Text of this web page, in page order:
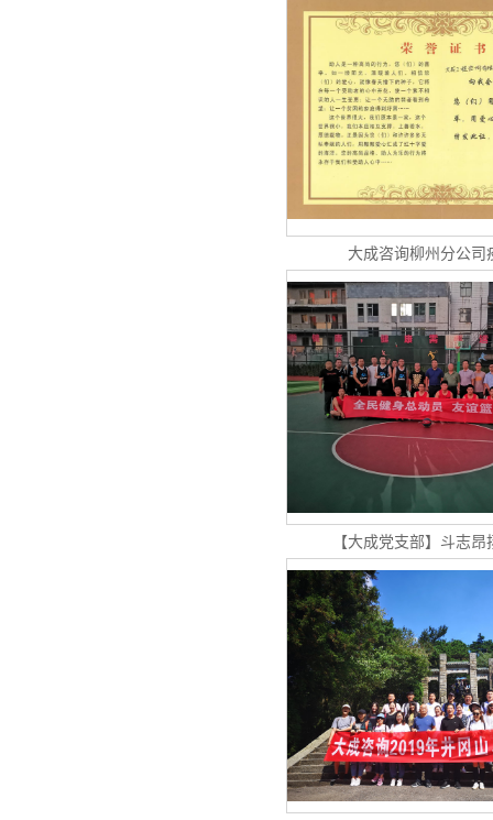
大成咨询柳州分公司
【大成党支部】斗志